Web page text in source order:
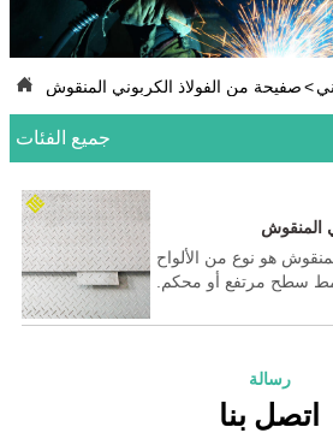
 >صفيحة من الفولاذ الكربوني المنقوش
جميع الفئات
المنقوش
هو نوع من الألواح
سطح مرتفع أو محكم.
ضغط أو ختم تصميم على
رسالة
اتصل بنا